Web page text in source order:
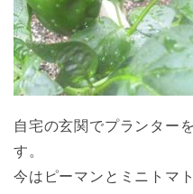
自宅の玄関でプランター
す。
今はピーマンとミニトマ